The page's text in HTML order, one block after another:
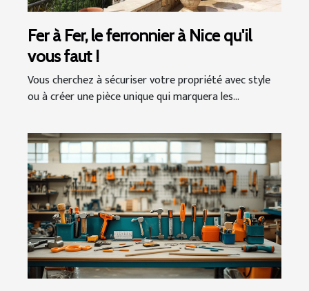
Fer à Fer, le ferronnier à Nice qu'il
vous faut !
Vous cherchez à sécuriser votre propriété avec style
ou à créer une pièce unique qui marquera les...